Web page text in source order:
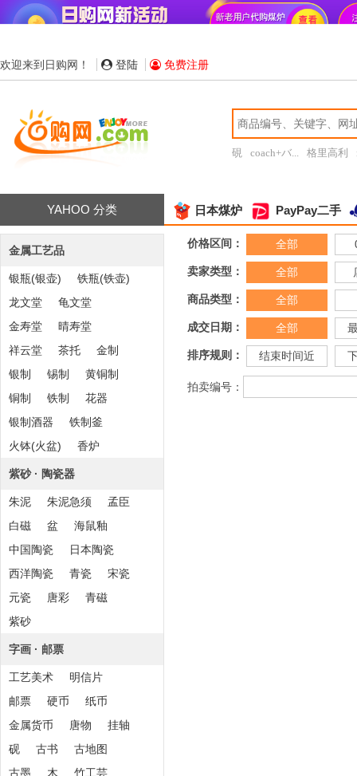
欢迎来到日购网！ 登陆 免费注册
硯 coach+バ... 格里高利
YAHOO 分类 日本煤炉 PayPay二手
金属工艺品
银瓶(银壶)
铁瓶(铁壶)
龙文堂
龟文堂
金寿堂
晴寿堂
祥云堂
茶托
金制
银制
锡制
黄铜制
铜制
铁制
花器
银制酒器
铁制釜
火钵(火盆)
香炉
紫砂 · 陶瓷器
朱泥 朱泥急须
孟臣
白磁
盆
海鼠釉
中国陶瓷
日本陶瓷
西洋陶瓷
青瓷
宋瓷
元瓷
唐彩
青磁
紫砂
字画 · 邮票
工艺美术
明信片
邮票
硬币
纸币
金属货币
唐物
挂轴
砚
古书
古地图
古墨
木
竹工芸
价格区间： 全部
卖家类型： 全部
商品类型： 全部
成交日期： 全部
排序规则： 结束时间近
拍卖编号：